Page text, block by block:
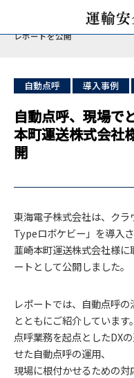
日本の
自動点呼、現場でどう活かさ
レポートを公開
自動点呼 導入事例
自動点呼、現場で
本町運送株式会社
開
東海電子株式会社は、ク
Typeロボケビー」を導入
韮崎本町運送株式会社様
ートとして公開しました。
レポートでは、自動点呼
とともにご紹介しています。
点呼業務を起点としたDX
せた自動点呼の運用、
現場に根付かせるための対